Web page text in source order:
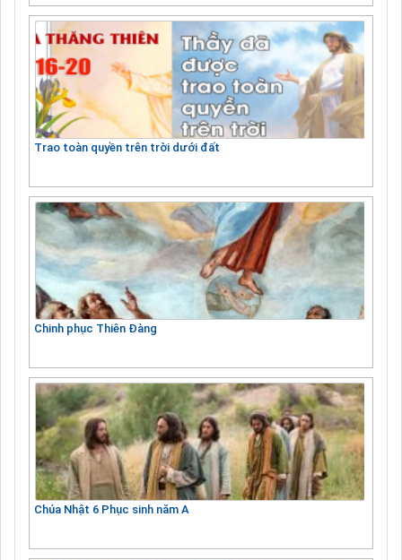
Trao toàn quyền trên trời dưới đất
Chinh phục Thiên Đàng
Chúa Nhật 6 Phục sinh năm A